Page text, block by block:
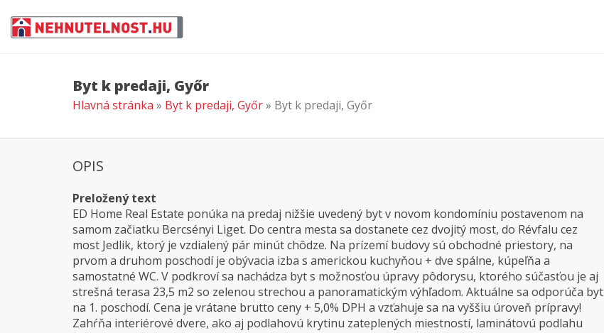
Byt k predaji, Győr
Hlavná stránka » Byt k predaji, Győr» Byt k predaji, Győr
OPIS
Preložený text
ED Home Real Estate ponúka na predaj nižšie uvedený byt v novom kondomíniu postavenom na
samom začiatku Bercsényi Liget. Do centra mesta sa dostanete cez dvojitý most, do Révfalu cez
most Jedlik, ktorý je vzdialený pár minút chôdze. Na prízemí budovy sú obchodné priestory, na
prvom a druhom poschodí je obývacia izba s americkou kuchyňou + dve spálne, kúpeľňa a
samostatné WC. V podkroví sa nachádza byt s možnosťou úpravy pôdorysu, ktorého súčasťou je aj
strešná terasa 23,5 m2 so zelenou strechou a panoramatickým výhľadom. Aktuálne sa odporúča byt
na 1. poschodí. Cena je vrátane brutto ceny + 5,0% DPH a vzťahuje sa na vyššiu úroveň prípravy!
Zahŕňa interiérové dvere, ako aj podlahovú krytinu zateplených miestností, laminátovú podlahu